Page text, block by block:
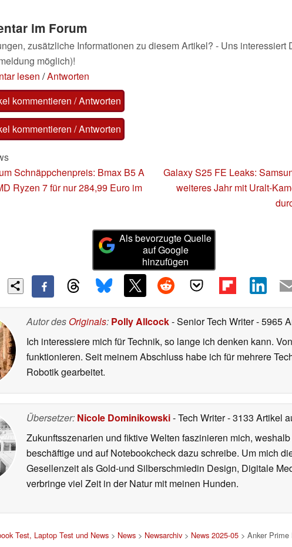
im Forum
zusätzliche Informationen zu diesem Artikel? - Uns interessiert
möglich)!
lesen /Antworten
kommentieren / Antworten
kommentieren / Antworten
Schnäppchenpreis: Bmax B5 A
Ryzen 7 für nur 284,99 Euro im
Galaxy S25 FE Leaks:
weiteres Jahr mit Uralt-
Als bevorzugte Quelle
auf Google
hinzufügen
Autor des Originals: Polly Allcock- Senior Tech Writer- 5965
Ich interessiere mich für Technik, so lange ich denken kann.
funktionieren. Seit meinem Abschluss habe ich für mehrere
Robotik gearbeitet.
Übersetzer: Nicole Dominikowski- Tech Writer- 3133 Artikel
Zukunftsszenarien und fiktive Welten faszinieren mich,
beschäftige und auf Notebookcheck dazu schreibe. Um mich
Gesellenzeit als Gold-und Silberschmiedin Design, Digitale
verbringe viel Zeit in der Natur mit meinen Hunden.
Test, Laptop Test und News > News > Newsarchiv > News 2025-05 > Anker